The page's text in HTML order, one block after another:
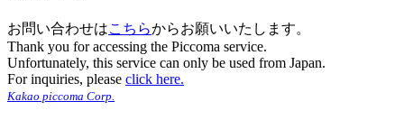
お問い合わせはこちらからお願いいたします。
Thank you for accessing the Piccoma service.
Unfortunately, this service can only be used from Japan.
For inquiries, please click here.
Kakao piccoma Corp.